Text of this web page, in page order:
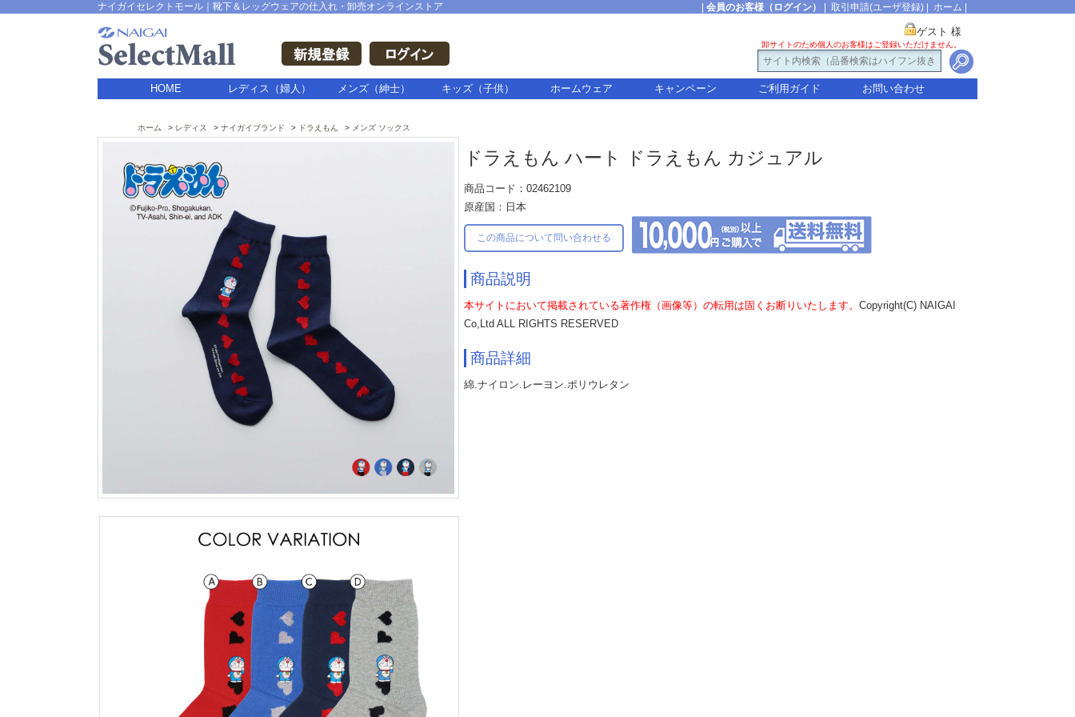
ナイガイセレクトモール｜靴下＆レッグウェアの仕入れ・卸売オンラインストア 会員のお客様（ログイン） 取引申請(ユーザ登録) ホーム
ゲスト 様
卸サイトのため個人のお客様はご登録いただけません。
HOME レディス（婦人） メンズ（紳士） キッズ（子供） ホームウェア キャンペーン ご利用ガイド お問い合わせ
ホーム レディス ナイガイブランド ドラえもん メンズ ソックス
ドラえもん ハート ドラえもん カジュアル
商品コード：02462109
原産国：日本
この商品について問い合わせる
商品説明
本サイトにおいて掲載されている著作権（画像等）の転用は固くお断りいたします。Copyright(C) NAIGAI
Co,Ltd ALL RIGHTS RESERVED
商品詳細
綿.ナイロン.レーヨン.ポリウレタン